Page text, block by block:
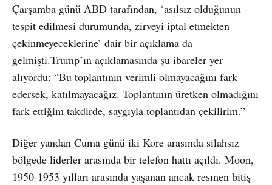
Çarşamba günü ABD tarafından, ‘asılsız olduğunun
tespit edilmesi durumunda, zirveyi iptal etmekten
çekinmeyeceklerine’ dair bir açıklama da
gelmişti.Trump’ın açıklamasında şu ibareler yer
alıyordu: “Bu toplantının verimli olmayacağını fark
edersek, katılmayacağız. Toplantının üretken olmadığını
fark ettiğim takdirde, saygıyla toplantıdan çekilirim.”
Diğer yandan Cuma günü iki Kore arasında silahsız
bölgede liderler arasında bir telefon hattı açıldı. Moon,
1950-1953 yılları arasında yaşanan ancak resmen bitiş